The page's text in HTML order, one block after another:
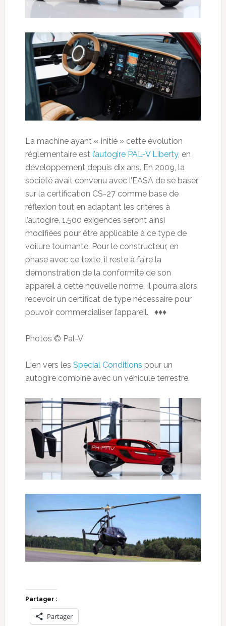
La machine ayant « initié » cette évolution
réglementaire est l’autogire PAL-V Liberty, en
développement depuis dix ans. En 2009, la
société avait convenu avec l’EASA de se baser
sur la certification CS-27 comme base de
réflexion tout en adaptant les critères à
l’autogire. 1.500 exigences seront ainsi
modifiées pour être applicable à ce type de
voilure tournante. Pour le constructeur, en
phase avec ce texte, il reste à faire la
démonstration de la conformité de son
appareil à cette nouvelle norme. Il pourra alors
recevoir un certificat de type nécessaire pour
pouvoir commercialiser l’appareil. ♦♦♦
Photos © Pal-V
Lien vers les Special Conditions pour un
autogire combiné avec un véhicule terrestre.
Partager :
Partager